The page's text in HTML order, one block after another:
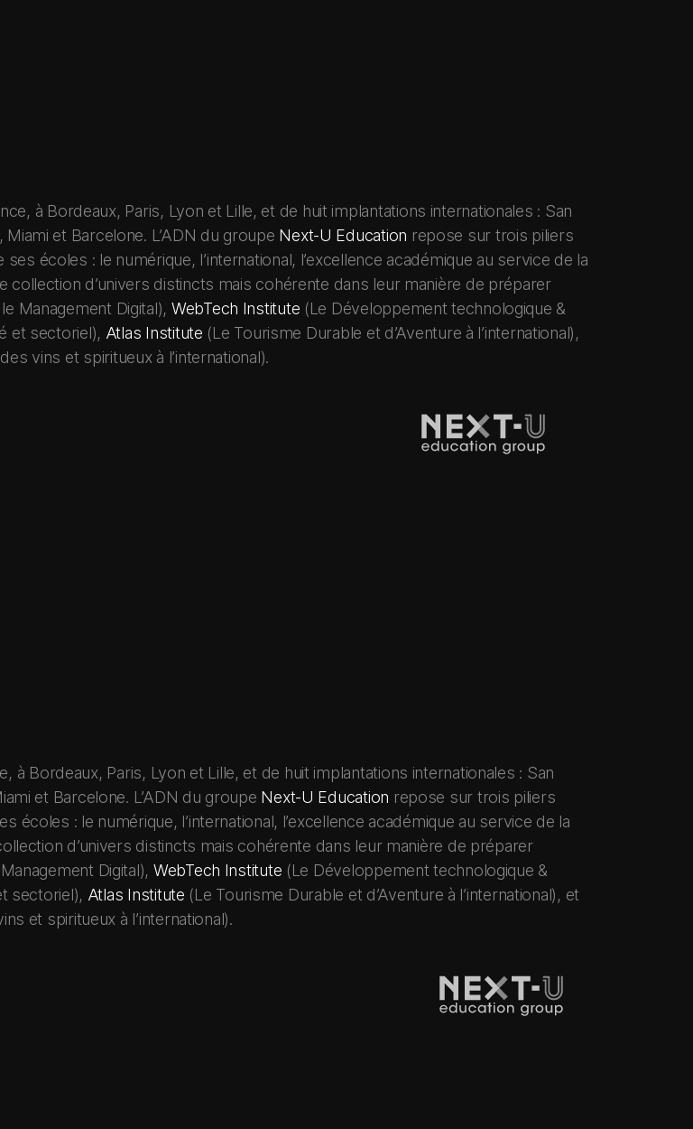
à Bordeaux, Paris, Lyon et Lille, et de huit implantations internationales : San
et Barcelone. L’ADN du groupe Next-U Education repose sur trois piliers
écoles : le numérique, l’international, l’excellence académique au service de la
collection d’univers distincts mais cohérente dans leur manière de préparer
Management Digital), WebTech Institute (Le Développement technologique &
et sectoriel), Atlas Institute (Le Tourisme Durable et d’Aventure à l’international),
vins et spiritueux à l’international).
Bordeaux, Paris, Lyon et Lille, et de huit implantations internationales : San
et Barcelone. L’ADN du groupe Next-U Education repose sur trois piliers
: le numérique, l’international, l’excellence académique au service de la
d’univers distincts mais cohérente dans leur manière de préparer
Digital), WebTech Institute (Le Développement technologique &
sectoriel), Atlas Institute (Le Tourisme Durable et d’Aventure à l’international), et
et spiritueux à l’international).